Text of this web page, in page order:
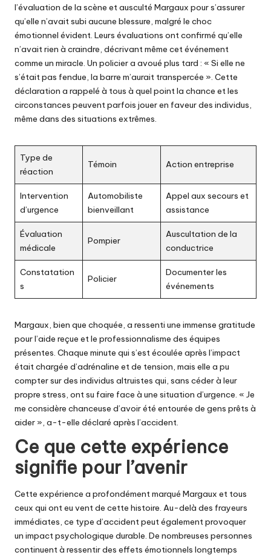
l’évaluation de la scène et ausculté Margaux pour s’assurer
qu’elle n’avait subi aucune blessure, malgré le choc
émotionnel évident. Leurs évaluations ont confirmé qu’elle
n’avait rien à craindre, décrivant même cet événement
comme un miracle. Un policier a avoué plus tard : « Si elle ne
s’était pas fendue, la barre m’aurait transpercée ». Cette
déclaration a rappelé à tous à quel point la chance et les
circonstances peuvent parfois jouer en faveur des individus,
même dans des situations extrêmes.
Type de
réaction
Témoin Action entreprise
Intervention
d’urgence
Automobiliste
bienveillant
Appel aux secours et
assistance
Évaluation
médicale
Pompier
Auscultation de la
conductrice
Constatation
s
Policier
Documenter les
événements
Margaux, bien que choquée, a ressenti une immense gratitude
pour l’aide reçue et le professionnalisme des équipes
présentes. Chaque minute qui s’est écoulée après l’impact
était chargée d’adrénaline et de tension, mais elle a pu
compter sur des individus altruistes qui, sans céder à leur
propre stress, ont su faire face à une situation d’urgence. « Je
me considère chanceuse d’avoir été entourée de gens prêts à
aider », a-t-elle déclaré après l’accident.
Ce que cette expérience
signifie pour l’avenir
Cette expérience a profondément marqué Margaux et tous
ceux qui ont eu vent de cette histoire. Au-delà des frayeurs
immédiates, ce type d’accident peut également provoquer
un impact psychologique durable. De nombreuses personnes
continuent à ressentir des effets émotionnels longtemps